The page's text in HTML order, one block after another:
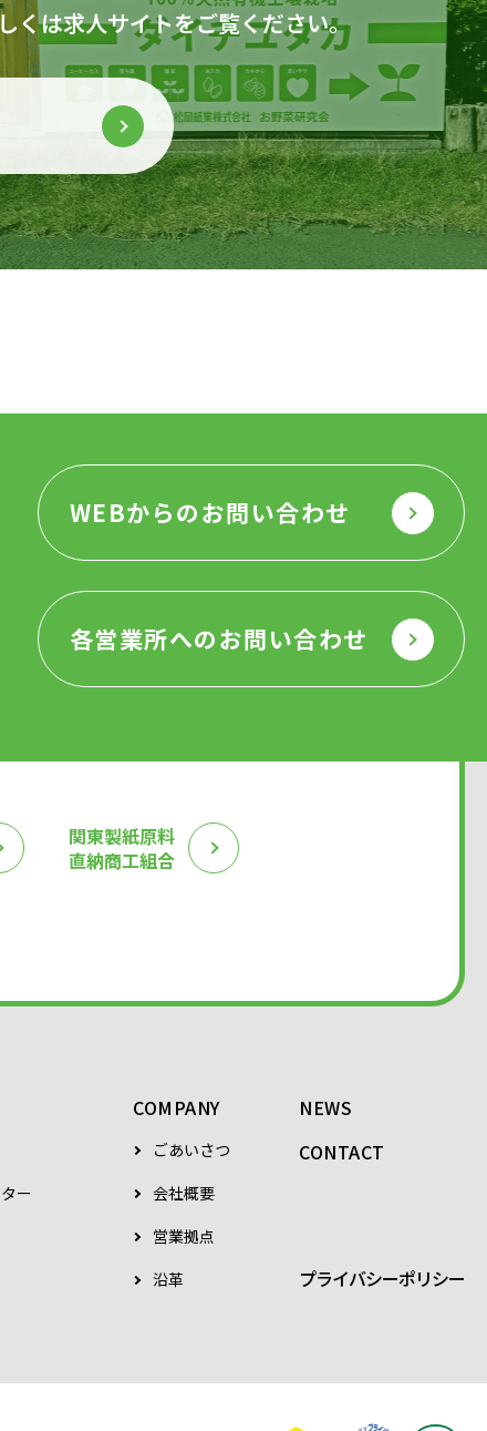
くは求人サイトをご覧ください。
WEBからのお問い合わせ
各営業所へのお問い合わせ
関東製紙原料
直納商工組合
ー
COMPANY
ごあいさつ
会社概要
営業拠点
沿革
NEWS
CONTACT
プライバシーポリシー